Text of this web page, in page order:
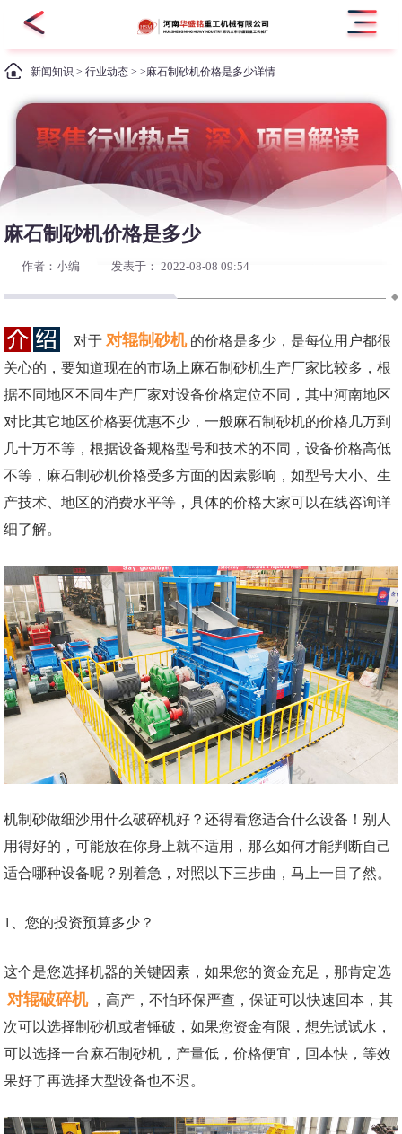
新闻知识 >行业动态 > >麻石制砂机价格是多少详情
麻石制砂机价格是多少
作者：小编 发表于： 2022-08-08 09:54
对于 对辊制砂机 的价格是多少，是每位用户都很
关心的，要知道现在的市场上麻石制砂机生产厂家比较多，根
据不同地区不同生产厂家对设备价格定位不同，其中河南地区
对比其它地区价格要优惠不少，一般麻石制砂机的价格几万到
几十万不等，根据设备规格型号和技术的不同，设备价格高低
不等，麻石制砂机价格受多方面的因素影响，如型号大小、生
产技术、地区的消费水平等，具体的价格大家可以在线咨询详
细了解。
机制砂做细沙用什么破碎机好？还得看您适合什么设备！别人
用得好的，可能放在你身上就不适用，那么如何才能判断自己
适合哪种设备呢？别着急，对照以下三步曲，马上一目了然。
1、您的投资预算多少？
这个是您选择机器的关键因素，如果您的资金充足，那肯定选
对辊破碎机
，高产，不怕环保严查，保证可以快速回本，其
次可以选择制砂机或者锤破，如果您资金有限，想先试试水，
可以选择一台麻石制砂机，产量低，价格便宜，回本快，等效
果好了再选择大型设备也不迟。